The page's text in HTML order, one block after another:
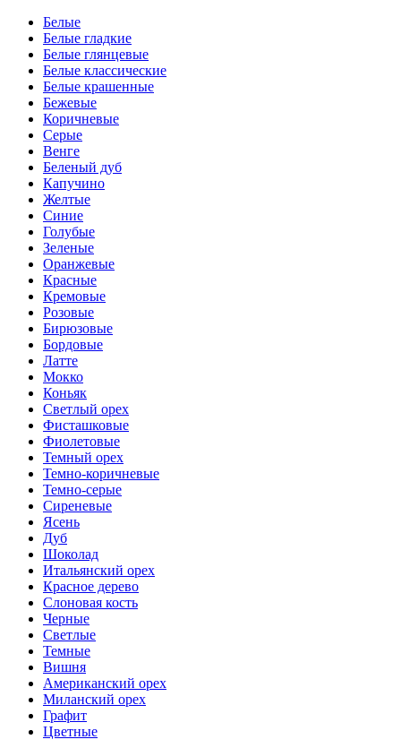
Белые
Белые гладкие
Белые глянцевые
Белые классические
Белые крашенные
Бежевые
Коричневые
Серые
Венге
Беленый дуб
Капучино
Желтые
Синие
Голубые
Зеленые
Оранжевые
Красные
Кремовые
Розовые
Бирюзовые
Бордовые
Латте
Мокко
Коньяк
Светлый орех
Фисташковые
Фиолетовые
Темный орех
Темно-коричневые
Темно-серые
Сиреневые
Ясень
Дуб
Шоколад
Итальянский орех
Красное дерево
Слоновая кость
Черные
Светлые
Темные
Вишня
Американский орех
Миланский орех
Графит
Цветные